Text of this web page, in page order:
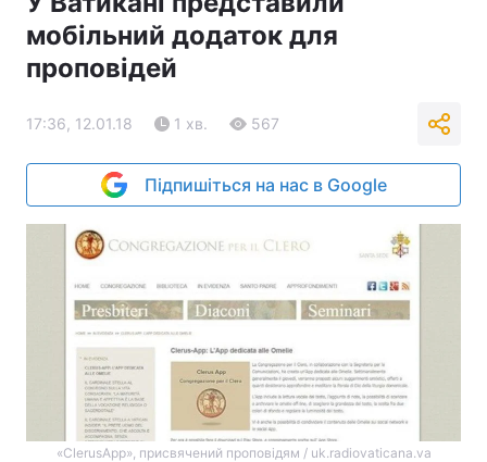
мобільний додаток для
проповідей
17:36, 12.01.18 1 хв. 567
Підпишіться на нас в Google
«ClerusApp», присвячений проповідям / uk.radiovaticana.va